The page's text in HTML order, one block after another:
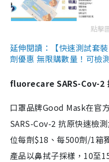
點擊
延伸閱讀：【快速測試套
劑優惠 無限購數量！可檢
fluorecare SARS-Cov-2
口罩品牌Good Mask在官
SARS-Cov-2 抗原快速檢
位每劑$18、每500劑/1箱
產品以鼻拭子採樣，10至